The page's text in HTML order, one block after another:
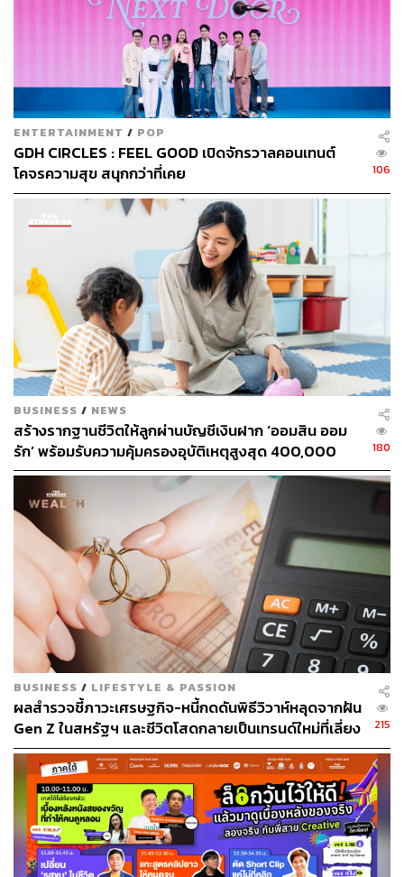
ENTERTAINMENT / POP
GDH CIRCLES : FEEL GOOD เปิดจักรวาลคอนเทนต์
โคจรความสุข สนุกกว่าที่เคย
106
BUSINESS / NEWS
สร้างรากฐานชีวิตให้ลูกผ่านบัญชีเงินฝาก ‘ออมสิน ออม
รัก’ พร้อมรับความคุ้มครองอุบัติเหตุสูงสุด 400,000
บาท ดอกเบี้ยรับเต็ม ไม่เสียภาษี [Advertorial]
180
BUSINESS / LIFESTYLE & PASSION
ผลสำรวจชี้ภาวะเศรษฐกิจ-หนี้กดดันพิธีวิวาห์หลุดจากฝัน
Gen Z ในสหรัฐฯ และชีวิตโสดกลายเป็นเทรนด์ใหม่ที่เลี่ยง
ไม่ได้
215